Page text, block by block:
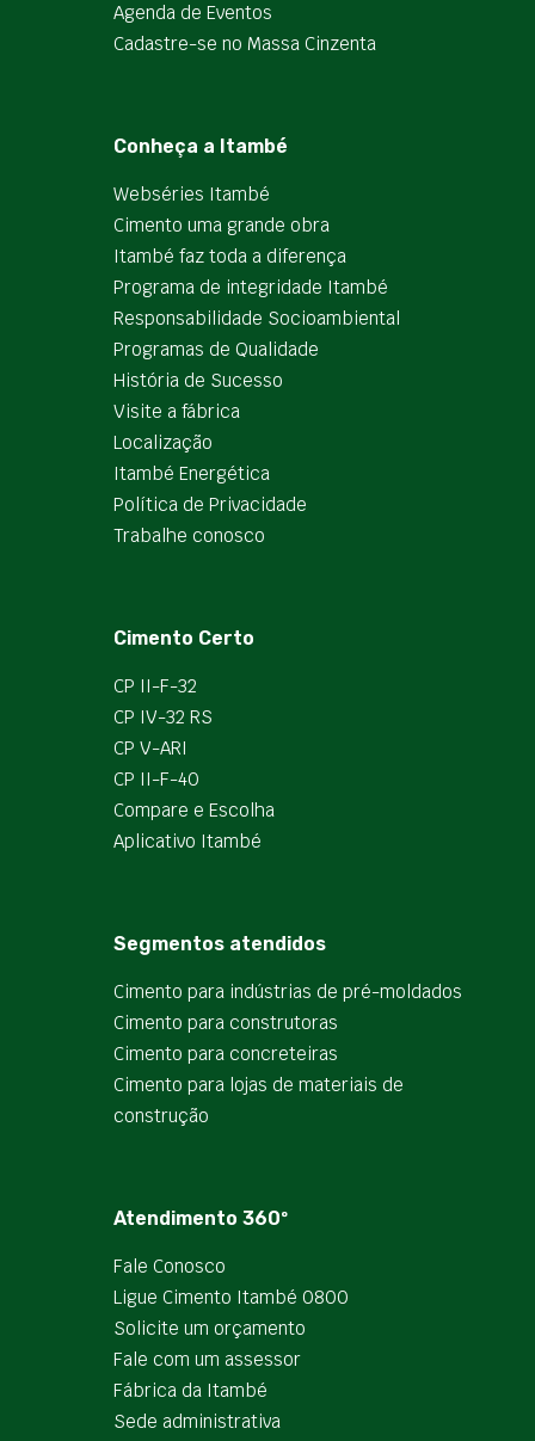
Agenda de Eventos
Cadastre-se no Massa Cinzenta
Conheça a Itambé
Webséries Itambé
Cimento uma grande obra
Itambé faz toda a diferença
Programa de integridade Itambé
Responsabilidade Socioambiental
Programas de Qualidade
História de Sucesso
Visite a fábrica
Localização
Itambé Energética
Política de Privacidade
Trabalhe conosco
Cimento Certo
CP II-F-32
CP IV-32 RS
CP V-ARI
CP II-F-40
Compare e Escolha
Aplicativo Itambé
Segmentos atendidos
Cimento para indústrias de pré-moldados
Cimento para construtoras
Cimento para concreteiras
Cimento para lojas de materiais de
construção
Atendimento 360º
Fale Conosco
Ligue Cimento Itambé 0800
Solicite um orçamento
Fale com um assessor
Fábrica da Itambé
Sede administrativa